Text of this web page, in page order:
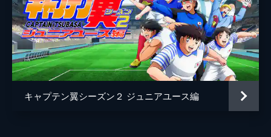
キャプテン翼シーズン２ ジュニアユース編